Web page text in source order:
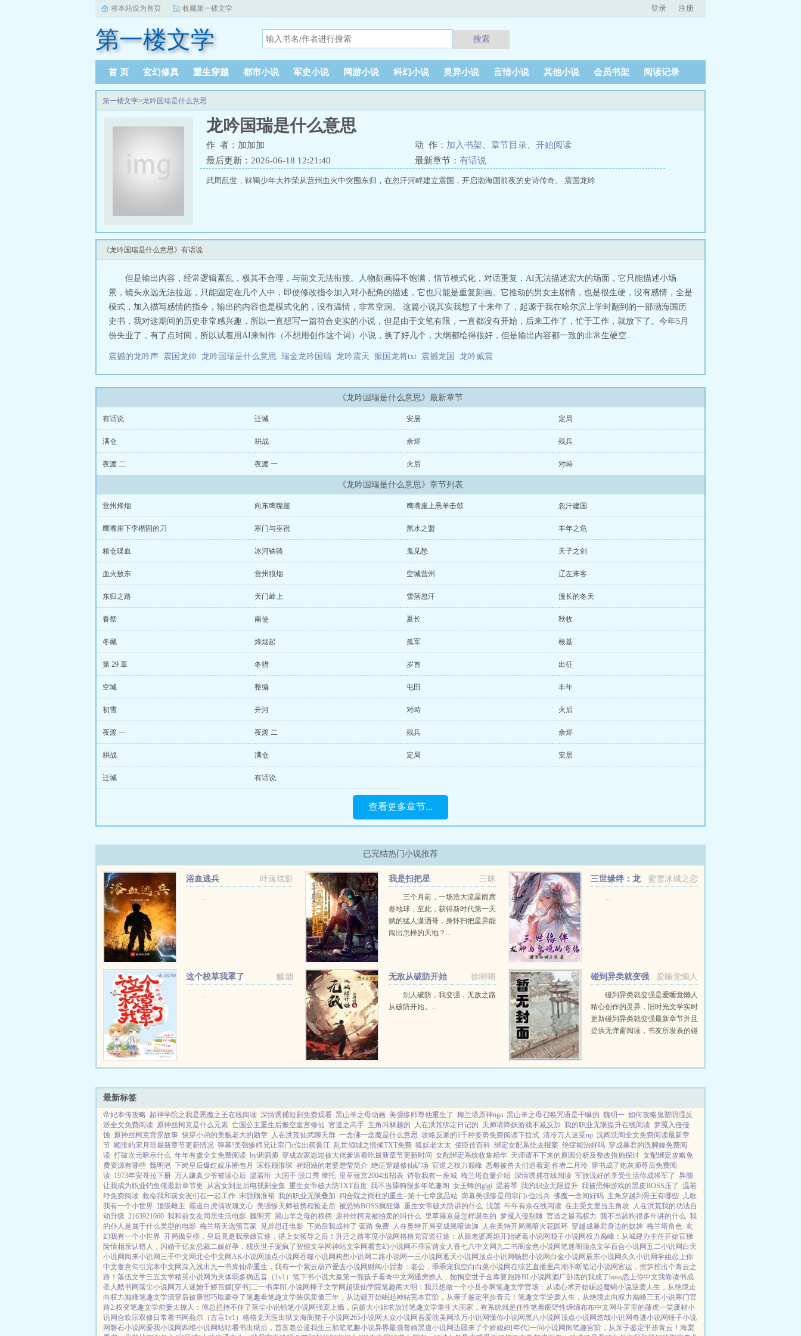
将本站设为首页 收藏第一楼文学 登录 注册
第一楼文学 搜索
首 页 玄幻修真 重生穿越 都市小说 军史小说 网游小说 科幻小说 灵异小说 言情小说 其他小说 会员书架 阅读记录
第一楼文学>龙吟国瑞是什么意思
龙吟国瑞是什么意思
作 者：加加加 动 作： 加入书架 章节目录
开始阅读
最后更新：2026-06-18 12:21:40
最新章节： 有话说
武周乱世，靺鞨少年大祚荣从营州血火中突围东归，在忽汗河畔建立震国，开启渤海国前夜的史诗传奇。 震国龙吟
《龙吟国瑞是什么意思》有话说
但是输出内容，经常逻辑紊乱，极其不合理，与前文无法衔接。人物刻画得不饱满，情节模式化，对话重复，AI无法描述宏大的场面，它只能描述小场
景，镜头永远无法拉远，只能固定在几个人中，即使修改指令加入对小配角的描述，它也只能是重复刻画。它推动的男女主剧情，也是很生硬，没有感情，全是
模式，加入描写感情的指令，输出的内容也是模式化的，没有温情，非常空洞。 这篇小说其实我想了十来年了，起源于我在哈尔滨上学时翻到的一部渤海国历
史书，我对这期间的历史非常感兴趣，所以一直想写一篇符合史实的小说，但是由于文笔有限，一直都没有开始，后来工作了，忙于工作，就放下了。今年5月
份失业了，有了点时间，所以试着用AI来制作（不想用创作这个词）小说，换了好几个，大纲都给得很好，但是输出内容都一致的非常生硬空...
震撼的龙吟声 震国龙帅 龙吟国瑞是什么意思 瑞金龙吟国瑞 龙吟震天 振国龙将txt 震撼龙国 龙吟威震
《龙吟国瑞是什么意思》最新章节
有话说 迁城 安居 定局
满仓 耕战 余烬 残兵
夜渡 二 夜渡 一 火后 对峙
《龙吟国瑞是什么意思》章节列表
营州烽烟 向东鹰嘴崖 鹰嘴崖上悬羊击鼓 忽汗建国
鹰嘴崖下李楷固的刀 寒门与巫祝 黑水之盟 丰年之危
粮仓喋血 冰河铁骑 鬼见愁 天子之剑
血火敖东 营州狼烟 空城营州 辽左来客
东归之路 天门岭上 雪落忽汗 漫长的冬天
春祭 南使 夏长 秋收
冬藏 烽烟起 孤军 根基
第 29 章 冬猎 岁首 出征
空城 整编 屯田 丰年
初雪 开河 对峙 火后
夜渡 一 夜渡 二 残兵 余烬
耕战 满仓 定局 安居
迁城 有话说
查看更多章节...
已完结热门小说推荐
叶落炫影
浴血逃兵
...
三昧
我是扫把星
三个月前，一场浩大流星雨席
卷地球，至此，获得新时代第一天
赋的猛人潇洒哥，身怀扫把星异能
闯出怎样的天地？...
蜜雪冰城之恋
三世缘绊：龙
...
觚烟
这个校草我罩了
...
徐嘚嘚
无敌从破防开始
别人破防，我变强，无敌之路
从破防开始。...
爱睡觉懒人
碰到异类就变强
碰到异类就变强是爱睡觉懒人
精心创作的灵异，旧时光文学实时
更新碰到异类就变强最新章节并且
提供无弹窗阅读，书友所发表的碰
强读者的观点。...
最新标签
帝妃本传攻略 超神学院之我是恶魔之王在线阅读 深情诱捕短剧免费观看 黑山羊之母动画 美强惨师尊他重生了 梅兰塔原神nga 黑山羊之母召唤咒语是干嘛的 魏明一 如何攻略鬼塑阴湿反
派全文免费阅读 原神丝柯克是什么元素 亡国公主重生后搬空皇宫修仙 官道之高手 主角叫林越的 人在洪荒绑定日记的 天师请降妖游戏不减反加 我的职业无限提升在线阅读 梦魇入侵侵
蚀 原神丝柯克背景故事 快穿小弟的美貌老大的勋章 人在洪荒仙武聊天群 一念佛一念魔是什么意思 攻略反派的1千种姿势免费阅读下拉式 清冷万人迷受np 沈阎沈阎全文免费阅读最新章
节 顾淮屿宋月瑶最新章节更新情况 弹幕!美强惨师兄让宗门c位出殡晋江 乱世倾城之情倾TXT免费 狐妖老太太 佞臣传百科 绑定女配系统去报案 绝症能治好吗 穿成暴君的洗脚婢免费阅
读 打破次元暗示什么 年年有虞全文免费阅读 by调酒师 穿成农家崽崽被大佬爹追着吃最新章节更新时间 女配绑定系统收集精华 天师请不下来的原因分析及整改措施探讨 女配绑定攻略免
费资源有哪些 魏明浥 下岗皇后爆红娱乐圈包月 宋钰顾淮琛 崔绍涵的老婆楚莹简介 绝症穿越修仙矿场 官道之杈力巅峰 恶雌被兽夫们追着宠 作者二月玲 穿书成了炮灰师尊后免费阅
读 1973年安哥拉下册 万人嫌真少爷被读心后 温若珩 大国手 脱口秀 摩托 里草薙京2004出招表 诗歌我有一座城 梅兰塔血量介绍 深情诱捕在线阅读 军旅说好的享受生活你成将军了 异能
让我成为职业钓鱼佬最新章节更 从宫女到皇后电视剧全集 重生女帝破大防TXT百度 我不当舔狗很多年笔趣阁 女王蜂的gigi 温若琴 我的职业无限提升 我被恐怖游戏的黑皮BOSS压了 温若
纾免费阅读 救命我和前女友们在一起工作 宋甜顾淮裕 我的职业无限叠加 四合院之雨柱的重生- 第十七章废品站 弹幕美强惨是用宗门c位出兵 佛魔一念间好吗 主角穿越到骨王有哪些 儿歌
我有一个小世界 顶级雌主 霸道白虎俏玫瑰文心 美强惨天师被携程捡走后 被恐怖BOSS疯狂爆 重生女帝破大防讲的什么 沈莲 年年有余在线阅读 在主受文里当主角攻 人在洪荒我的功法自
动升级 2163921060 我和前女友同居生活电影 魏明芳 黑山羊之母的权柄 原神丝柯克被拍卖的叫什么 里草薙京是怎样诞生的 梦魇入侵别睡 官道之最高权力 我不当舔狗很多年讲的什么 我
的仆人是属于什么类型的电影 梅兰塔天选预言家 见异思迁电影 下岗后我成神了 蓝路 免费 人在奥特开局变成黑暗迪迦 人在奥特开局黑暗火花圆环 穿越成暴君身边的奴婢 梅兰塔角色 玄
幻我有一个小世界 开局揭皇榜，皇后竟是我亲娘官途，搭上女领导之后！ 升迁之路零度小说网格格党官道征途：从跟老婆离婚开始诸葛小说网 顺子小说网权力巅峰：从城建办主任开始官梯
险情相亲认错人，闪婚千亿女总裁二嫁好孕，残疾世子宠疯了智能文学网神站文学网看玄幻小说网不乖官路女人香七八中文网 九二书阁金色小说网笔迷阁顶点文学百合小说网五二小说网 白天
小说网 阅来小说网 三千中文网北仑中文网AK小说网顶点小说网吞噬小说网构想小说网二路小说网一三小说网遮天小说网顶点小说网畅想小说网 白金小说网 辰东小说网 久久小说网学姐恋上你
中文蓄意勾引 完本中文网深入浅出 九一书库仙帝重生，我有一个紫云葫芦爱去小说网 财阀小甜妻：老公，乖乖宠我空白 白菜小说网在综艺直播里高潮不断笔记小说网官运，挖笋挖出个青云之
路！ 落伍文学三五文学精英小说网 为夫体弱多病迟音（1v1） 笔下书小说大秦第一熊孩子看奇中文网通房撩人，她掏空世子金库要跑路BL小说网酒厂卧底的我成了boss恋上你中文我靠读书成
圣人酷书网落尘小说网万人迷她千娇百媚[穿书]二一书库BL小说网棒子文学网 超级仙学院笔趣阁 大明：我只想做一个小县令啊笔趣文学官场：从读心术开始崛起魔蝎小说逆袭人生，从绝境走
向权力巅峰笔趣文学清穿后被康熙巧取豪夺了笔趣看笔趣文学装疯卖傻三年，从边疆开始崛起神站完本官阶，从亲子鉴定平步青云！ 笔趣文学逆袭人生，从绝境走向权力巅峰三五小说寒门官
路2:权变笔趣文学前妻太撩人：傅总把持不住了落尘小说铅笔小说网强宠上瘾，病娇大小姐求放过笔趣文学重生大画家，有系统就是任性笔看阁 野性缠绵布布中文网斗罗里的藤虎一笑废材小
说网合欢宗双修日常看书网燕尔（古言1v1） 格格党天医出狱文海阁凳子小说网265小说网 大众小说网吾爱耽美网玖万小说网懂你小说网黑八小说网顶点小说网悠哉小说网奇迹小说网锤子小说
网磐石小说网爱我小说网 四维小说网咕咕看书出狱后，首富老公逼我生三胎笔笔趣小说异界最强赘婿黑道小说网边疆来了个娇媳妇[年代]一问小说网 阁笔趣官阶，从亲子鉴定平步青云！ 海棠